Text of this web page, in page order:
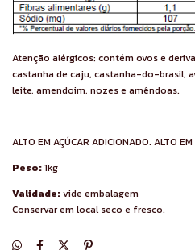
Atenção alérgicos: contém ovos e
castanha de caju, castanha-do-brasil,
leite, amendoim, nozes e amêndoas.
ALTO EM AÇÚCAR ADICIONADO. ALTO
Peso:1kg
Validade:vide embalagem
Conservar em local seco e fresco.